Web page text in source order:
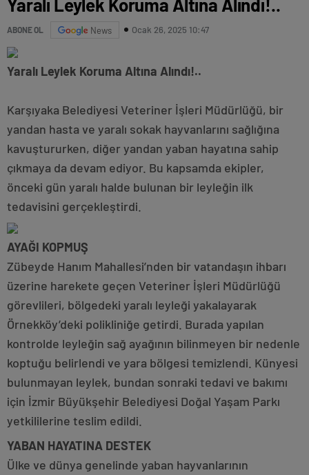
Yaralı Leylek Koruma Altına Alındı!..
ABONE OL News Ocak 26, 2025 10:47
Yaralı Leylek Koruma Altına Alındı!..
Karşıyaka Belediyesi Veteriner İşleri Müdürlüğü, bir
yandan hasta ve yaralı sokak hayvanlarını sağlığına
kavuştururken, diğer yandan yaban hayatına sahip
çıkmaya da devam ediyor. Bu kapsamda ekipler,
önceki gün yaralı halde bulunan bir leyleğin ilk
tedavisini gerçekleştirdi.
AYAĞI KOPMUŞ
Zübeyde Hanım Mahallesi’nden bir vatandaşın ihbarı
üzerine harekete geçen Veteriner İşleri Müdürlüğü
görevlileri, bölgedeki yaralı leyleği yakalayarak
Örnekköy’deki polikliniğe getirdi. Burada yapılan
kontrolde leyleğin sağ ayağının bilinmeyen bir nedenle
koptuğu belirlendi ve yara bölgesi temizlendi. Künyesi
bulunmayan leylek, bundan sonraki tedavi ve bakımı
için İzmir Büyükşehir Belediyesi Doğal Yaşam Parkı
yetkililerine teslim edildi.
YABAN HAYATINA DESTEK
Ülke ve dünya genelinde yaban hayvanlarının